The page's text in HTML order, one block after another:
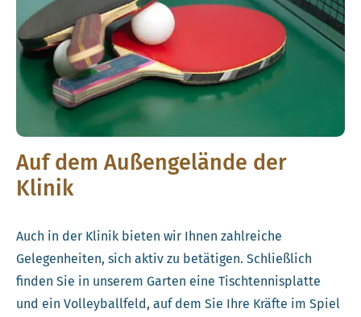
Auf dem Außengelände der
Klinik
Auch in der Klinik bieten wir Ihnen zahlreiche
Gelegenheiten, sich aktiv zu betätigen. Schließlich
finden Sie in unserem Garten eine Tischtennisplatte
und ein Volleyballfeld, auf dem Sie Ihre Kräfte im Spiel